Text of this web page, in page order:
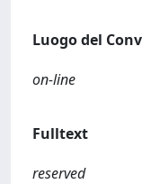
Luogo del
on-line
Fulltext
reserved